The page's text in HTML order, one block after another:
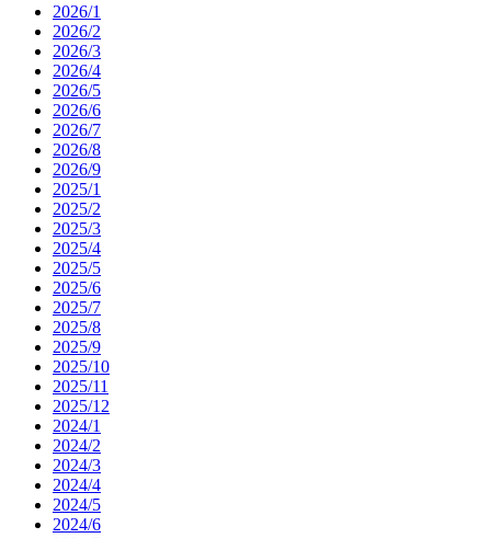
2026/1
2026/2
2026/3
2026/4
2026/5
2026/6
2026/7
2026/8
2026/9
2025/1
2025/2
2025/3
2025/4
2025/5
2025/6
2025/7
2025/8
2025/9
2025/10
2025/11
2025/12
2024/1
2024/2
2024/3
2024/4
2024/5
2024/6